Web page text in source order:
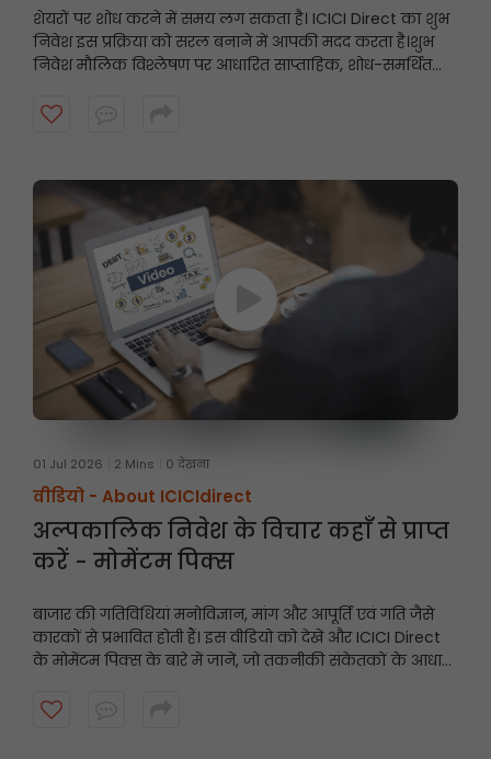
शेयरों पर शोध करने में समय लग सकता है। ICICI Direct का शुभ
निवेश इस प्रक्रिया को सरल बनाने में आपकी मदद करता है।शुभ
निवेश मौलिक विश्लेषण पर आधारित साप्ताहिक, शोध-समर्थित
दृष्टिकोण के अनुरूप संभावित अवसरों को खोजने में मदद मिलती है।
01 Jul 2026 2 Mins 0 देखना
वीडियो - About ICICIdirect
अल्पकालिक निवेश के विचार कहाँ से प्राप्त
करें - मोमेंटम पिक्स
बाजार की गतिविधियां मनोविज्ञान, मांग और आपूर्ति एवं गति जैसे
कारकों से प्रभावित होती हैं। इस वीडियो को देखें और ICICI Direct
के मोमेंटम पिक्स के बारे में जानें, जो तकनीकी संकेतकों के आधार
वाले शेयरों को उजागर करते हैं।